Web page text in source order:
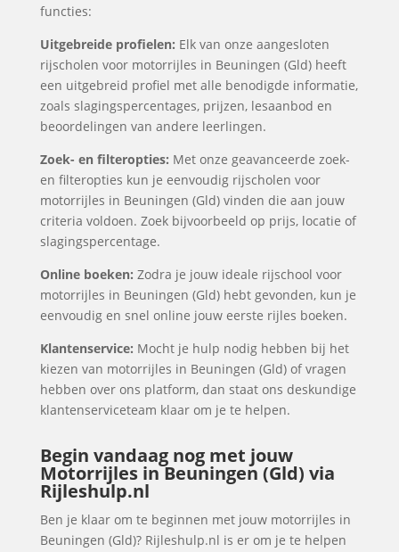
functies:
Uitgebreide profielen: Elk van onze aangesloten
rijscholen voor motorrijles in Beuningen (Gld) heeft
een uitgebreid profiel met alle benodigde informatie,
zoals slagingspercentages, prijzen, lesaanbod en
beoordelingen van andere leerlingen.
Zoek- en filteropties: Met onze geavanceerde zoek-
en filteropties kun je eenvoudig rijscholen voor
motorrijles in Beuningen (Gld) vinden die aan jouw
criteria voldoen. Zoek bijvoorbeeld op prijs, locatie of
slagingspercentage.
Online boeken: Zodra je jouw ideale rijschool voor
motorrijles in Beuningen (Gld) hebt gevonden, kun je
eenvoudig en snel online jouw eerste rijles boeken.
Klantenservice: Mocht je hulp nodig hebben bij het
kiezen van motorrijles in Beuningen (Gld) of vragen
hebben over ons platform, dan staat ons deskundige
klantenserviceteam klaar om je te helpen.
Begin vandaag nog met jouw
Motorrijles in Beuningen (Gld) via
Rijleshulp.nl
Ben je klaar om te beginnen met jouw motorrijles in
Beuningen (Gld)? Rijleshulp.nl is er om je te helpen